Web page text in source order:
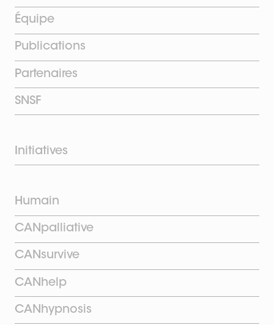
Équipe
Publications
Partenaires
SNSF
Initiatives
Humain
CANpalliative
CANsurvive
CANhelp
CANhypnosis